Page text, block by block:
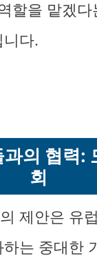
할을 맡겠다
니다.
의 협력:
회
제안은 유
는 중대한